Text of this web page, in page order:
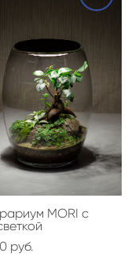
MORI с
pуб.